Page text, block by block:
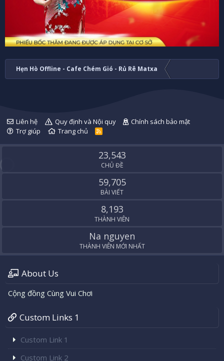
Hẹn Hò Offline - Cafe Chém Gió - Rủ Rê Matxa
Liên hệ Quy định và Nội quy
Chính sách bảo mật
Trợ giúp
Trang chủ
R
S
23,543
CHỦ ĐỀ
59,705
BÀI VIẾT
8,193
THÀNH VIÊN
Na nguyen
THÀNH VIÊN MỚI NHẤT
About Us
Cộng đồng Cùng Vui Chơi
Custom Links 1
Custom Link 1
Custom Link 2